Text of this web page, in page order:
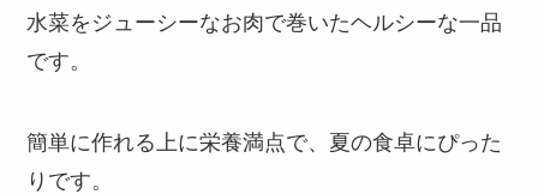
水菜をジューシーなお肉で巻いたヘルシーな一品
です。
簡単に作れる上に栄養満点で、夏の食卓にぴった
りです。